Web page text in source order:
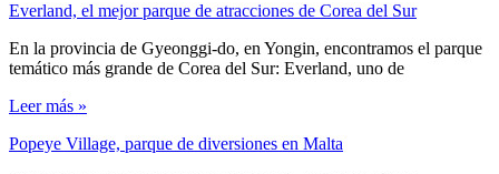
Everland, el mejor parque de atracciones de Corea del Sur
En la provincia de Gyeonggi-do, en Yongin, encontramos el parque
temático más grande de Corea del Sur: Everland, uno de
Leer más »
Popeye Village, parque de diversiones en Malta